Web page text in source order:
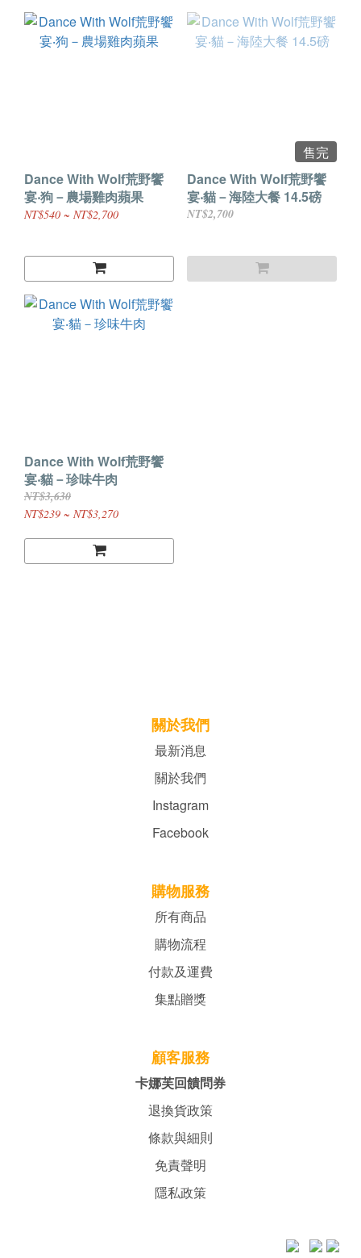
Dance With Wolf荒野饗
宴‧狗－農場雞肉蘋果
NT$540 ~ NT$2,700
售完
Dance With Wolf荒野饗
宴‧貓－海陸大餐 14.5磅
NT$2,700
Dance With Wolf荒野饗
宴‧貓－珍味牛肉
NT$3,630
NT$239 ~ NT$3,270
關於我們
最新消息
關於我們
Instagram
Facebook
購物服務
所有商品
購物流程
付款及運費
集點贈獎
顧客服務
卡娜芙回饋問券
退換貨政策
條款與細則
免責聲明
隱私政策